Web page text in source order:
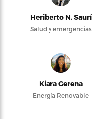
Heriberto N. Saurí
Salud y emergencias
Kiara Gerena
Energía Renovable